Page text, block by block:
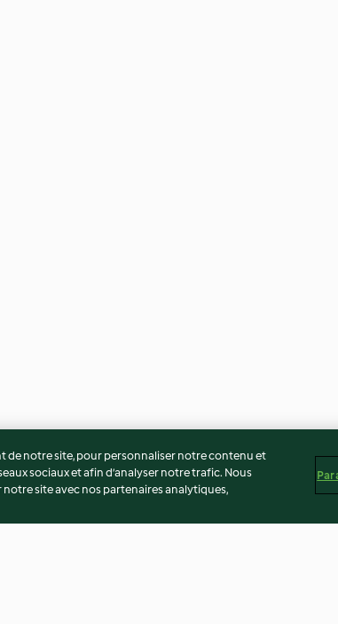
de notre site, pour personnaliser notre contenu et
sociaux et afin d’analyser notre trafic. Nous
site avec nos partenaires analytiques,